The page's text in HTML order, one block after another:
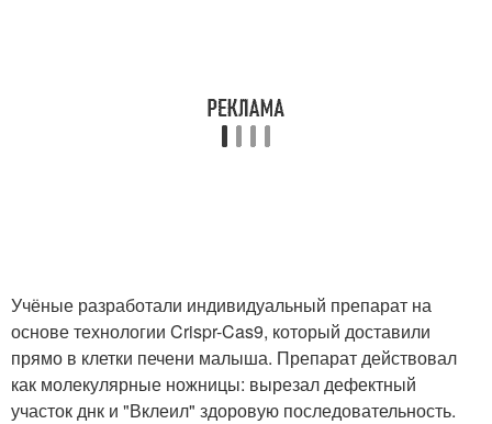
Учёные разработали индивидуальный препарат на
основе технологии Crispr-Cas9, который доставили
прямо в клетки печени малыша. Препарат действовал
как молекулярные ножницы: вырезал дефектный
участок днк и "Вклеил" здоровую последовательность.